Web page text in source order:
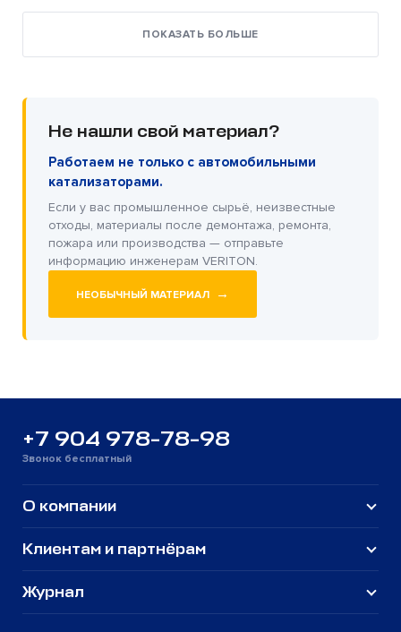
ПОКАЗАТЬ БОЛЬШЕ
Не нашли свой материал?
Работаем не только с автомобильными
катализаторами.
Если у вас промышленное сырьё, неизвестные
отходы, материалы после демонтажа, ремонта,
пожара или производства — отправьте
информацию инженерам VERITON.
НЕОБЫЧНЫЙ МАТЕРИАЛ →
+7 904 978-78-98
Звонок бесплатный
О компании
Клиентам и партнёрам
Журнал